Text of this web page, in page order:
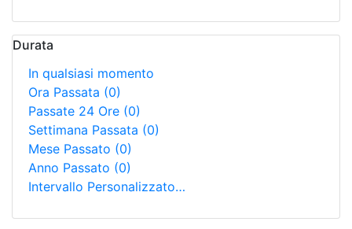
Durata
In qualsiasi momento
Ora Passata (0)
Passate 24 Ore (0)
Settimana Passata (0)
Mese Passato (0)
Anno Passato (0)
Intervallo Personalizzato…